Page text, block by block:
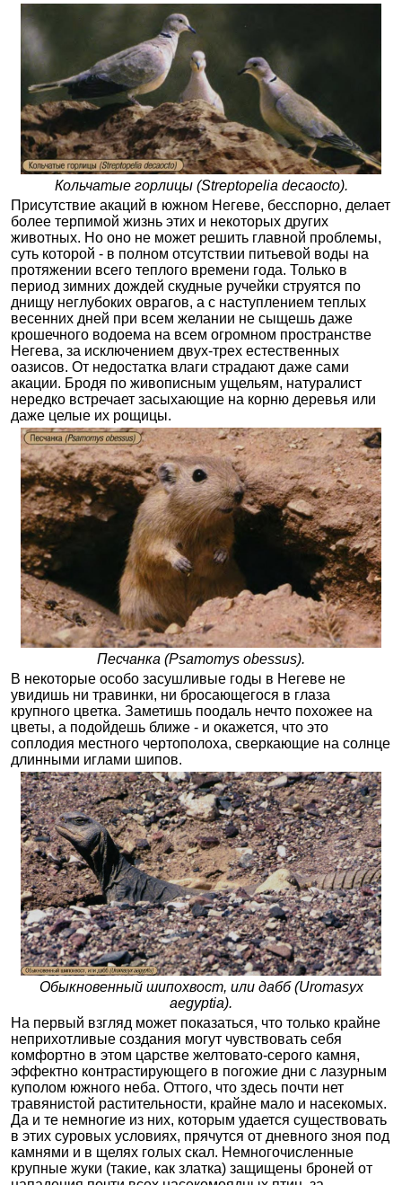
Кольчатые горлицы (Streptopelia decaocto).
Присутствие акаций в южном Негеве, бесспорно, делает
более терпимой жизнь этих и некоторых других
животных. Но оно не может решить главной проблемы,
суть которой - в полном отсутствии питьевой воды на
протяжении всего теплого времени года. Только в
период зимних дождей скудные ручейки струятся по
днищу неглубоких оврагов, а с наступлением теплых
весенних дней при всем желании не сыщешь даже
крошечного водоема на всем огромном пространстве
Негева, за исключением двух-трех естественных
оазисов. От недостатка влаги страдают даже сами
акации. Бродя по живописным ущельям, натуралист
нередко встречает засыхающие на корню деревья или
даже целые их рощицы.
Песчанка (Psamomys obessus).
В некоторые особо засушливые годы в Негеве не
увидишь ни травинки, ни бросающегося в глаза
крупного цветка. Заметишь поодаль нечто похожее на
цветы, а подойдешь ближе - и окажется, что это
соплодия местного чертополоха, сверкающие на солнце
длинными иглами шипов.
Обыкновенный шипохвост, или дабб (Uromasyx
aegyptia).
На первый взгляд может показаться, что только крайне
неприхотливые создания могут чувствовать себя
комфортно в этом царстве желтовато-серого камня,
эффектно контрастирующего в погожие дни с лазурным
куполом южного неба. Оттого, что здесь почти нет
травянистой растительности, крайне мало и насекомых.
Да и те немногие из них, которым удается существовать
в этих суровых условиях, прячутся от дневного зноя под
камнями и в щелях голых скал. Немногочисленные
крупные жуки (такие, как златка) защищены броней от